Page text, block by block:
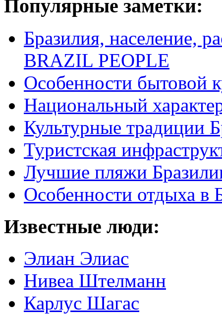
Популярные заметки:
Бразилия, население,
BRAZIL PEOPLE
Особенности бытовой
Национальный
Культурные традиции
Туристская
Лучшие пляжи
Особенности отдыха в
Известные люди:
Элиан Элиас
Нивеа Штелманн
Карлус Шагас